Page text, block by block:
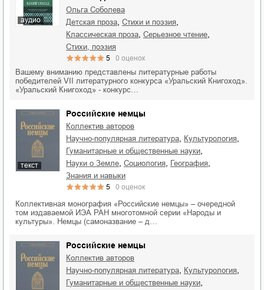
аудио
Ольга Соболева
детская проза
стихи и поэзия
классическая проза серьезное чтение
cтихи, поэзия
5 0 оценок
Вашему вниманию представлены литературные работы
победителей VII литературного конкурса «Уральский Книгоход».
«Уральский Книгоход» - конкурс…
текст
Российские немцы
Коллектив авторов
научно-популярная литература
культурология
гуманитарные и общественные науки
науки о Земле социология география
знания и навыки
5 0 оценок
Коллективная монография «Российские немцы» – очередной
том издаваемой ИЭА РАН многотомной серии «Народы и
культуры». Немцы (самоназвание – д…
Российские немцы
Коллектив авторов
научно-популярная литература
культурология
гуманитарные и общественные науки